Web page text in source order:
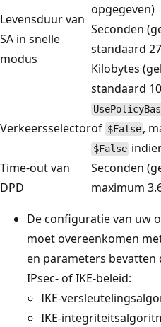
Levensduur van
SA in snelle
modus
opgegeven)
Seconden
standaard
Kilobytes
standaard
Verkeersselectorof $False ,
$False
Time-out van
DPD
Seconden
maximum
De configuratie van uw
moet overeenkomen
en parameters bevatten
IPsec- of IKE-beleid:
IKE-
IKE-